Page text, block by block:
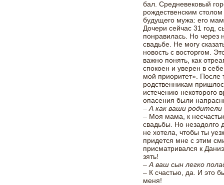
бал. Средневековый
рождественским
будущего мужа: его
Дочери сейчас 31 год,
понравилась. Но
свадьбе. Не могу
новость с восторгом.
важно понять, как
спокоен и уверен в
мой приоритет». После
родственникам
истечению некоторого
опасения были
– А как ваши родители
– Моя мама, к
свадьбы. Но незадолго
не хотела, чтобы ты
придется мне с этим
присматривался к
зять!
– А ваш сын легко
– К счастью, да. И это
меня!